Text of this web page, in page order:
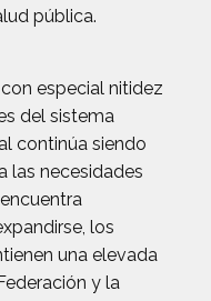
pública.
especial nitidez
del sistema
continúa siendo
las necesidades
los
una elevada
y la